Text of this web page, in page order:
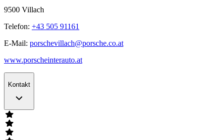
9500 Villach
Telefon: +43 505 91161
E-Mail: porschevillach@porsche.co.at
www.porscheinterauto.at
Kontakt